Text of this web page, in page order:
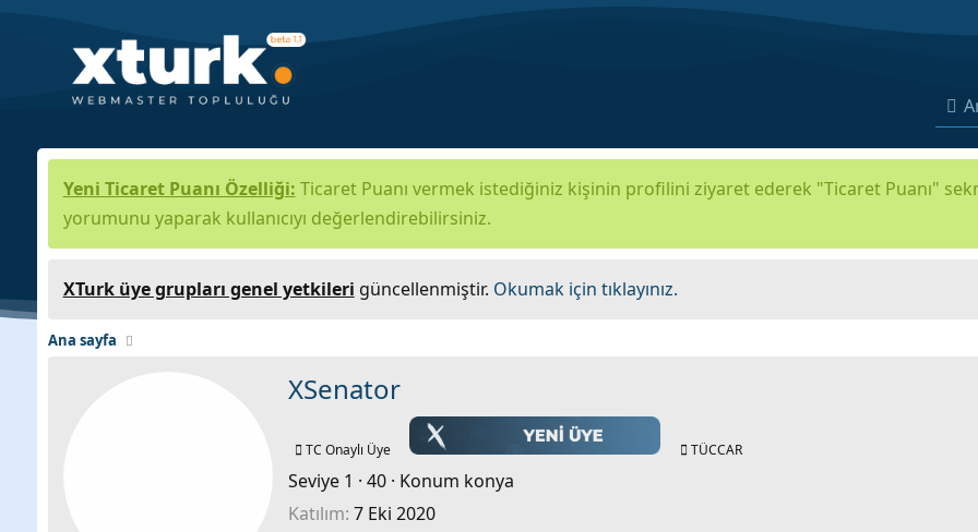
Yeni Ticaret Puanı Özelliği: Ticaret Puanı vermek istediğiniz kişinin profilini ziyaret ederek "Ticaret Puanı"
yorumunu yaparak kullanıcıyı değerlendirebilirsiniz.
XTurk üye grupları genel yetkileri güncellenmiştir. Okumak için tıklayınız.
Ana sayfa
XSenator
TC Onaylı Üye TÜCCAR
Seviye 1 · 40 · Konum konya
Katılım 7 Eki 2020